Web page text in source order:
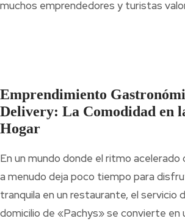
muchos emprendedores y turistas
Emprendimiento
Delivery: La Comodidad en
Hogar
En un mundo donde el ritmo acelerado
a menudo deja poco tiempo para
tranquila en un restaurante, el servicio
domicilio de «Pachys» se convierte en